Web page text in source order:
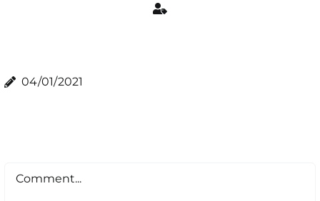
04/01/2021
Comment